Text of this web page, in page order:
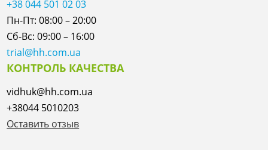
+38 044 501 02 03
Пн-Пт: 08:00 – 20:00
Сб-Вс: 09:00 – 16:00
trial@hh.com.ua
КОНТРОЛЬ КАЧЕСТВА
vidhuk@hh.com.ua
+38044 5010203
Оставить отзыв